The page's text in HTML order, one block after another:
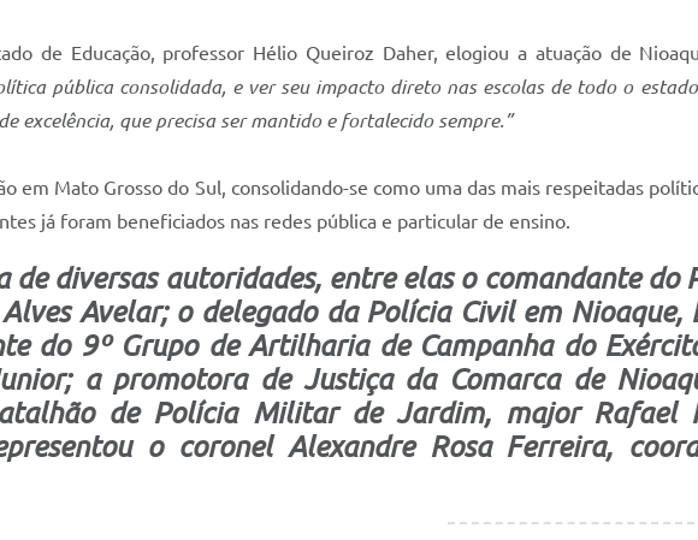
de Educação, professor Hélio Queiroz Daher, elogiou a atuação de
pública consolidada, e ver seu impacto direto nas escolas de todo o
excelência, que precisa ser mantido e fortalecido sempre.”
em Mato Grosso do Sul, consolidando-se como uma das mais respeitadas
já foram beneficiados nas redes pública e particular de ensino.
de diversas autoridades, entre elas o comandante do
Avelar; o delegado da Polícia Civil em Nioaque,
do 9º Grupo de Artilharia de Campanha do
a promotora de Justiça da Comarca de
de Polícia Militar de Jardim, major Rafael
o coronel Alexandre Rosa Ferreira,